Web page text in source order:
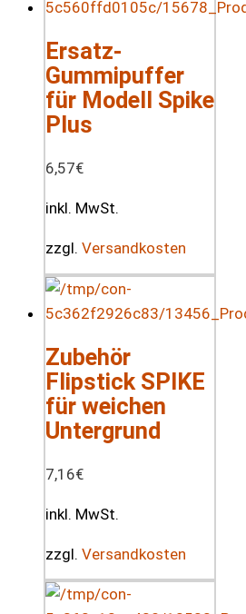
Ersatz-
Gummipuffer
für Modell Spike
Plus
6,57€
inkl. MwSt.
zzgl. Versandkosten
Zubehör
Flipstick SPIKE
für weichen
Untergrund
7,16€
inkl. MwSt.
zzgl. Versandkosten